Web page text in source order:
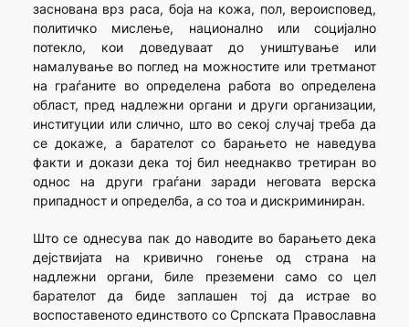
заснована врз раса, боја на кожа, пол, вероисповед,
политичко мислење, национално или социјално
потекло, кои доведуваат до уништување или
намалување во поглед на можностите или третманот
на граѓаните во определена работа во определена
област, пред надлежни органи и други организации,
институции или слично, што во секој случај треба да
се докаже, а барателот со барањето не наведува
факти и докази дека тој бил нееднакво третиран во
однос на други граѓани заради неговата верска
припадност и определба, а со тоа и дискриминиран.
Што се однесува пак до наводите во барањето дека
дејствијата на кривично гонење од страна на
надлежни органи, биле преземени само со цел
барателот да биде заплашен тој да истрае во
воспоставеното единството со Српската Православна